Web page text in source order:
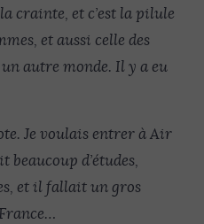
crainte, et c’est la pilule
et aussi celle des
autre monde. Il y a eu
Je voulais entrer à Air
beaucoup d’études,
et il fallait un gros